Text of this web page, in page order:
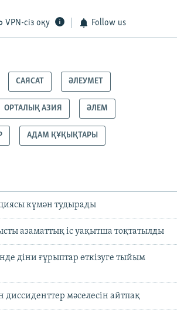
VPN-сіз оқу Follow us
САЯСАТ ӘЛЕУМЕТ
ОРТАЛЫҚ АЗИЯ ӘЛЕМ
АДАМ ҚҰҚЫҚТАРЫ
күмән тудырады
азаматтық іс уақытша тоқтатылды
діни ғұрыптар өткізуге тыйым
мәселесін айтпақ